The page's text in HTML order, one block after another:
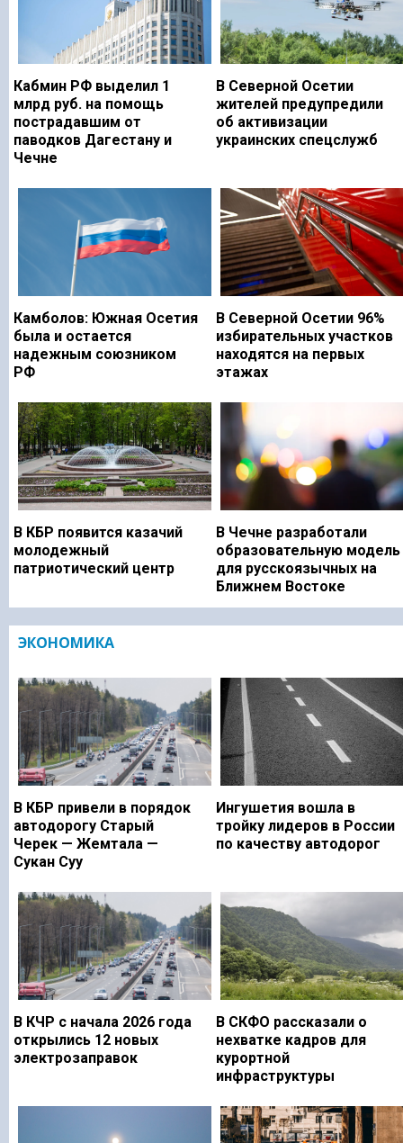
Кабмин РФ выделил 1
млрд руб. на помощь
пострадавшим от
паводков Дагестану и
Чечне
В Северной Осетии
жителей предупредили
об активизации
украинских спецслужб
Камболов: Южная Осетия
была и остается
надежным союзником
РФ
В Северной Осетии 96%
избирательных участков
находятся на первых
этажах
В КБР появится казачий
молодежный
патриотический центр
В Чечне разработали
образовательную модель
для русскоязычных на
Ближнем Востоке
ЭКОНОМИКА
В КБР привели в порядок
автодорогу Старый
Черек — Жемтала —
Сукан Суу
Ингушетия вошла в
тройку лидеров в России
по качеству автодорог
В КЧР с начала 2026 года
открылись 12 новых
электрозаправок
В СКФО рассказали о
нехватке кадров для
курортной
инфраструктуры